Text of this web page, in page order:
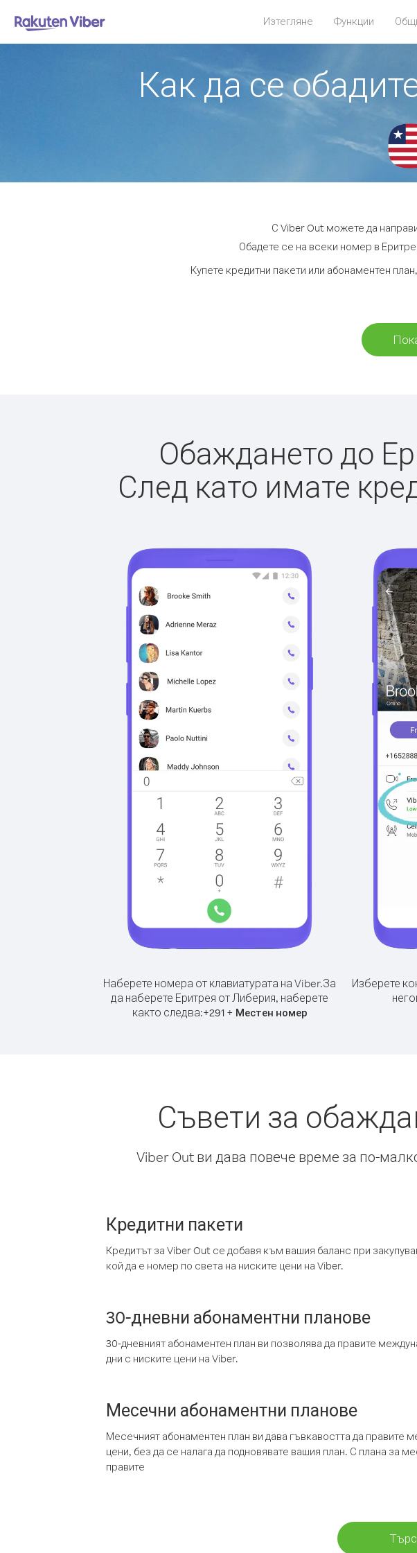
Изтегляне Функции
Как да се
С Viber Out можете да
Обадете се на всеки номер в
Купете кредитни пакети или абонаментен
Обаждането до
След като имате
Наберете номера от клавиатурата на Viber.За
да наберете Еритрея от Либерия, наберете
както следва:+291+ Местен номер
Изберете
Съвети за
Viber Out ви дава повече време за по-
Кредитни пакети
Кредитът за Viber Out се добавя към вашия баланс при
кой да е номер по света на ниските цени на Viber.
30-дневни абонаментни планове
30-дневният абонаментен план ви позволява да правите
дни с ниските цени на Viber.
Месечни абонаментни планове
Месечният абонаментен план ви дава гъвкавостта да
цени, без да се налага да подновявате вашия план. С плана за
правите